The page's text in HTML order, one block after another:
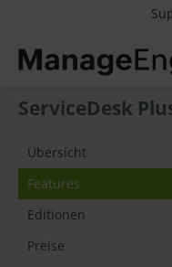
ServiceDesk
Übersicht
Features
Editionen
Preise